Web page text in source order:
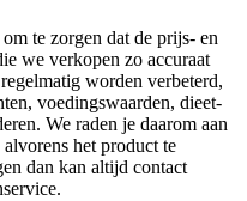
te zorgen dat de prijs- en
we verkopen zo accuraat
worden verbeterd,
voedingswaarden, dieet-
We raden je daarom aan
het product te
dan kan altijd contact